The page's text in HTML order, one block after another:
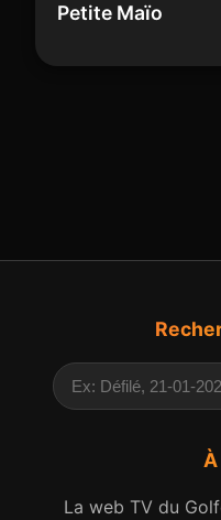
Petite Maïo
La web TV du